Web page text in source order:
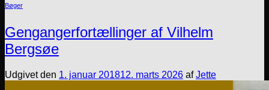
Bøger
Gengangerfortællinger af Vilhelm
Bergsøe
Udgivet den 1. januar 201812. marts 2026 afJette